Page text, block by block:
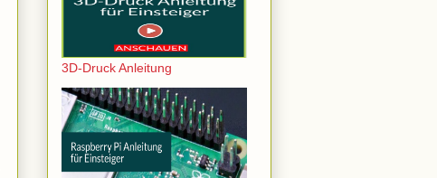
3D-Druck Anleitung